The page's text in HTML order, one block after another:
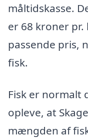
måltidskasse.
er 68 kroner pr.
passende pris,
fisk.
Fisk er normalt
opleve, at
mængden af